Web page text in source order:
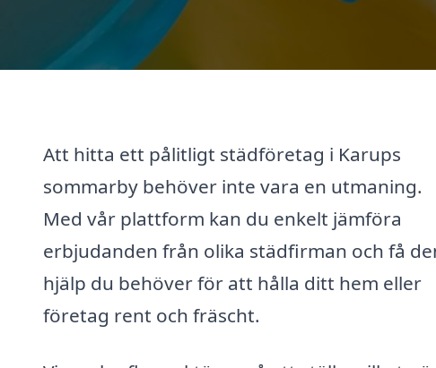
Att hitta ett pålitligt städföretag i Karups
sommarby behöver inte vara en utmaning.
Med vår plattform kan du enkelt jämföra
erbjudanden från olika städfirman och få
hjälp du behöver för att hålla ditt hem eller
företag rent och fräscht.